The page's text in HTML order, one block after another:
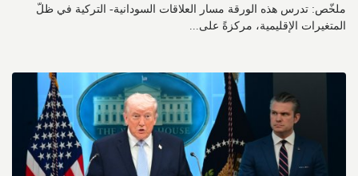
ملخّص: تدرس هذه الورقة مسار العلاقات السودانية- التركية في ظلّ
المتغيرات الإقليمية، مركزةً على...